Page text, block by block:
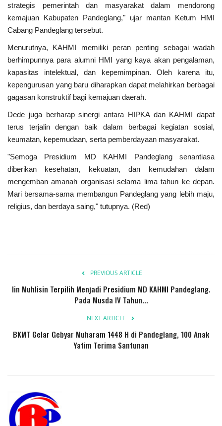
Ekonomi
TNI & POLRI
Mabes TNI AD
TNI
Pendidikan
Presiden dan Wakil Presiden RI
Peristiwa
strategis pemerintah dan masyarakat dalam mendorong
kemajuan Kabupaten Pandeglang," ujar mantan Ketum HMI
Cabang Pandeglang tersebut.
‎Menurutnya, KAHMI memiliki peran penting sebagai wadah
berhimpunnya para alumni HMI yang kaya akan pengalaman,
kapasitas intelektual, dan kepemimpinan. Oleh karena itu,
kepengurusan yang baru diharapkan dapat melahirkan berbagai
gagasan konstruktif bagi kemajuan daerah.
‎Dede juga berharap sinergi antara HIPKA dan KAHMI dapat
terus terjalin dengan baik dalam berbagai kegiatan sosial,
keumatan, kepemudaan, serta pemberdayaan masyarakat.
‎"Semoga Presidium MD KAHMI Pandeglang senantiasa
diberikan kesehatan, kekuatan, dan kemudahan dalam
mengemban amanah organisasi selama lima tahun ke depan.
Mari bersama-sama membangun Pandeglang yang lebih maju,
religius, dan berdaya saing," tutupnya. (Red)
PREVIOUS ARTICLE
Iin Muhlisin Terpilih Menjadi Presidium MD KAHMI Pandeglang.
Pada Musda IV Tahun...
NEXT ARTICLE
BKMT Gelar Gebyar Muharam 1448 H di Pandeglang, 100 Anak
Yatim Terima Santunan